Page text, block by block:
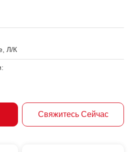
Л/К
Свяжитесь Сейчас